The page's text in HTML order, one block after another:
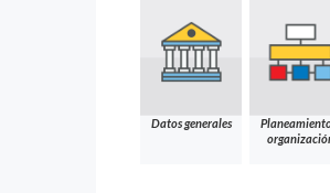
Datos generales